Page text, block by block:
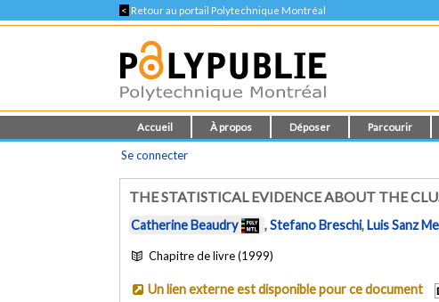
< Retour au portail Polytechnique Montréal
Accueil À propos Déposer Parcourir
Se connecter
THE STATISTICAL EVIDENCE ABOUT THE
Catherine Beaudry ,Stefano Breschi,Luis Sanz
Chapitre de livre (1999)
Un lien externe est disponible pour ce document